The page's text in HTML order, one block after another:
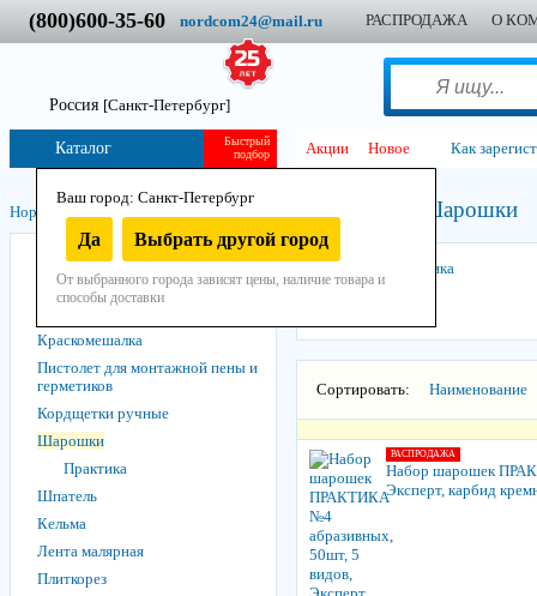
(800)600-35-60 nordcom24@mail.ru РАСПРОДАЖА О
Россия [Санкт-Петербург]
Ваш город: Санкт-Петербург
Да Выбрать другой город
От выбранного города зависят цены, наличие товара и
способы доставки
Быстрый
подбор
Каталог Акции Новое Как
Нордком Инструмент Ручной / Малярный и отделочный Шарошки
Кисть
Валики, ролики и шубки
Краскомешалка
Пистолет для монтажной пены и
герметиков
Кордщетки ручные
Шарошки
Практика
Шпатель
Кельма
Лента малярная
Плиткорез
Практика
Сортировать: Наименование
РАСПРОДАЖА
Набор шарошек
Эксперт, карбид